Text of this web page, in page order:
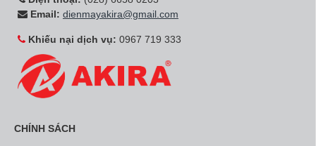
Email: dienmayakira@gmail.com
Khiếu nại dịch vụ: 0967 719 333
CHÍNH SÁCH